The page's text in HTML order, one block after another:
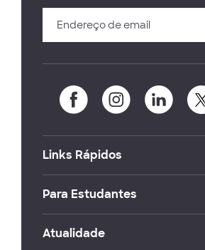
Links Rápidos
Para Estudantes
Atualidade